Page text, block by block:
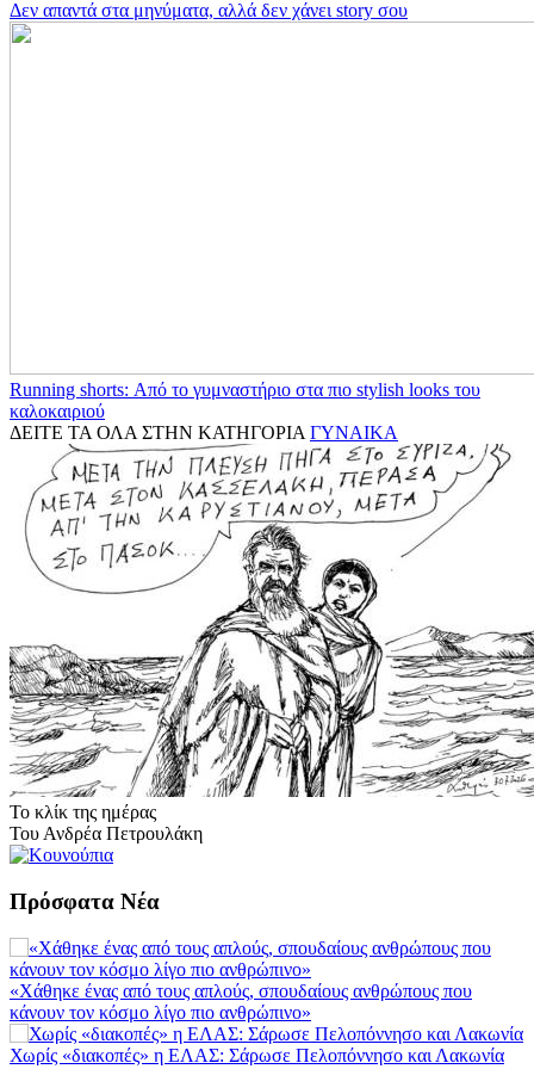
Δεν απαντά στα μηνύματα, αλλά δεν χάνει story σου
Running shorts: Από το γυμναστήριο στα πιο stylish looks του
καλοκαιριού
ΔΕΙΤΕ ΤΑ ΟΛΑ ΣΤΗΝ ΚΑΤΗΓΟΡΙΑ ΓΥΝΑΙΚΑ
Το κλίκ της ημέρας
Του Ανδρέα Πετρουλάκη
Πρόσφατα Νέα
«Χάθηκε ένας από τους απλούς, σπουδαίους ανθρώπους που
κάνουν τον κόσμο λίγο πιο ανθρώπινο»
Χωρίς «διακοπές» η ΕΛΑΣ: Σάρωσε Πελοπόννησο και Λακωνία